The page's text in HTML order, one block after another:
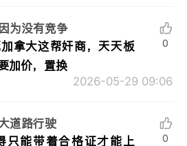
为没有竞争
拿大这帮奸商，天天板
加价，置换
2026-05-29 09:06
0
道路行驶
只能带着合格证才能上
0